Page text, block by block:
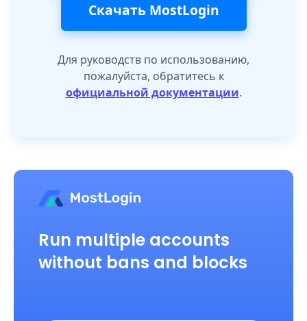
Скачать MostLogin
Для руководств по использованию,
пожалуйста, обратитесь к
официальной документации.
Run multiple accounts
without bans and blocks